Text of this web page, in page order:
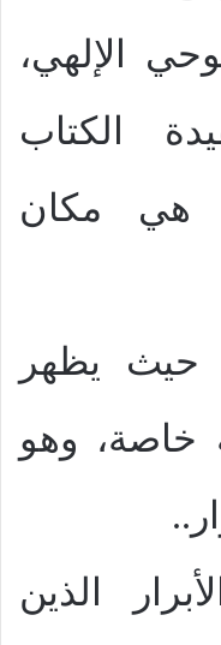
الإلهي،
الكتاب
هي مكان
حيث يظهر
خاصة، وهو
الذين